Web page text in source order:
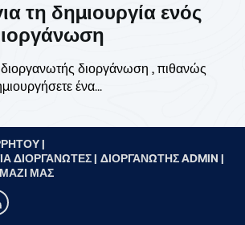
τη δημιουργία ενός
διοργανωτής διοργάνωση , πιθανώς
ένα...
|
ΔΙΟΡΓΑΝΩΤΈΣ | ΔΙΟΡΓΑΝΩΤΉΣ ADMIN |
ΜΑΣ